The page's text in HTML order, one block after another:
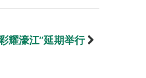
耀濠江”延期举行